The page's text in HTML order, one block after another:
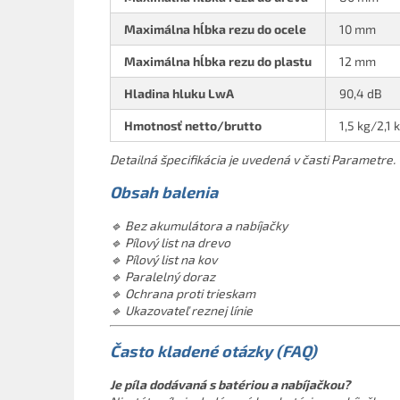
Maximálna hĺbka rezu do ocele 10 mm
Maximálna hĺbka rezu do plastu 12 mm
Hladina hluku LwA 90,4 dB
Hmotnosť netto/brutto 1,5 kg/2,1
Detailná špecifikácia je uvedená v časti Parametre.
Obsah balenia
🔹 Bez akumulátora a nabíjačky
🔹 Pílový list na drevo
🔹 Pílový list na kov
🔹 Paralelný doraz
🔹 Ochrana proti trieskam
🔹 Ukazovateľ reznej línie
Často kladené otázky (FAQ)
Je píla dodávaná s batériou a nabíjačkou?